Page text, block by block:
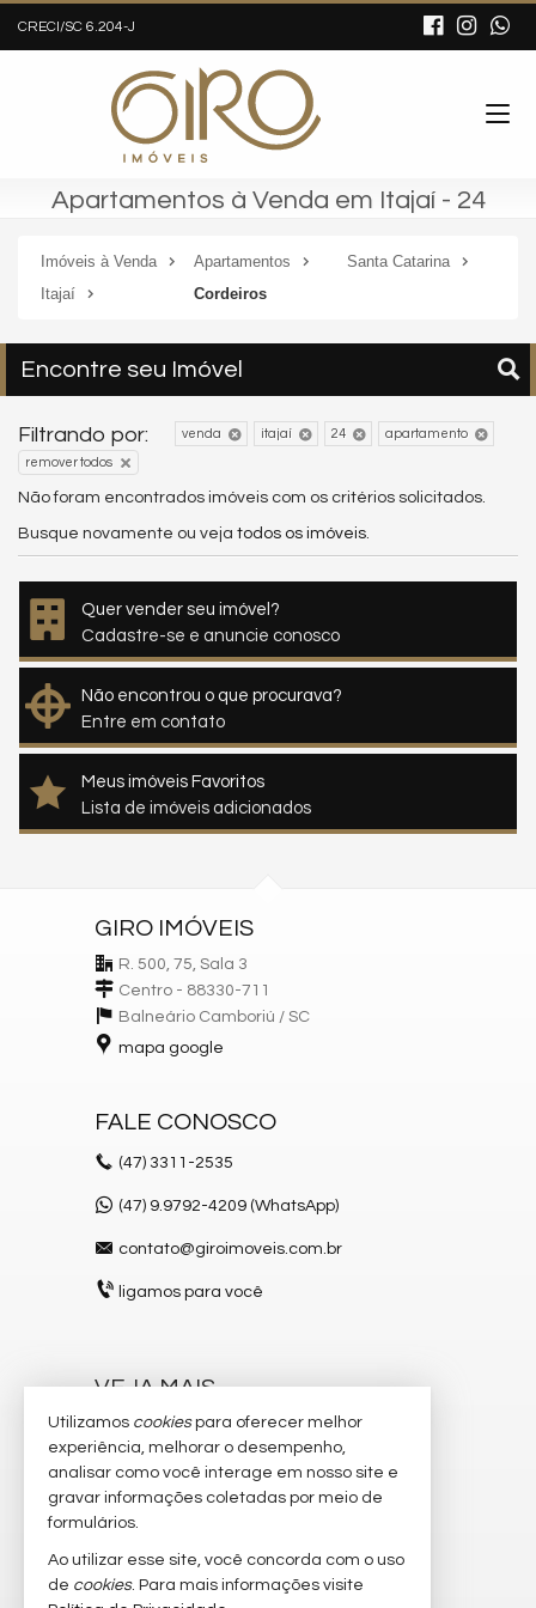
CRECI/SC 6.204-J
Apartamentos à Venda em Itajaí - 24
Imóveis à Venda Apartamentos
Santa Catarina
Itajaí
Cordeiros
Encontre seu Imóvel
Filtrando por: venda itajaí 24 apartamento
remover todos
Não foram encontrados imóveis com os critérios solicitados.
Busque novamente ou veja todos os imóveis.
Quer vender seu imóvel?
Cadastre-se e anuncie conosco
Não encontrou o que procurava?
Entre em contato
Meus imóveis Favoritos
Lista de imóveis adicionados
GIRO IMÓVEIS
R. 500, 75, Sala 3
Centro - 88330-711
Balneário Camboriú / SC
mapa google
FALE CONOSCO
(47) 3311-2535
(47) 9.9792-4209 (WhatsApp)
contato@giroimoveis.com.br
ligamos para você
VEJA MAIS
receba nosso newsletter
indicadores financeiros
imóveis favoritos
mapa de imóveis
Utilizamos cookiespara oferecer melhor
experiência, melhorar o desempenho,
analisar como você interage em nosso site e
gravar informações coletadas por meio de
formulários.
Ao utilizar esse site, você concorda com o uso
de cookies. Para mais informações visite